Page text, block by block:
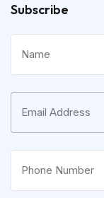
Subscribe